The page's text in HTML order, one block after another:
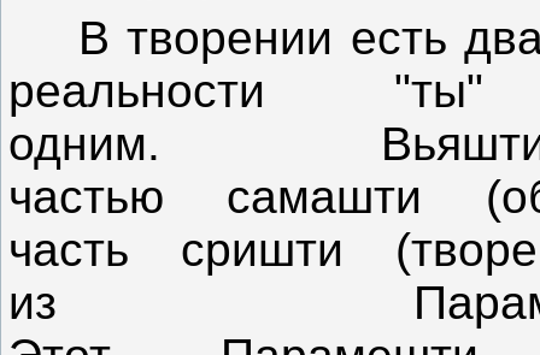
В творении есть
реальности
одним.
частью самашти
часть сришти
из